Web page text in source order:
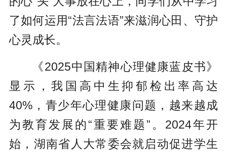
了如何运用“法言法语”来滋润心田、守护
心灵成长。
《2025中国精神心理健康蓝皮书》
显示，我国高中生抑郁检出率高达
40%，青少年心理健康问题，越来越成
为教育发展的“重要难题”。2024年开
始，湖南省人大常委会就启动促进学生